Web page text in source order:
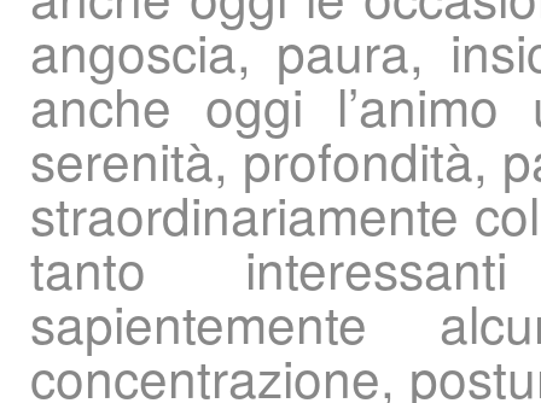
angoscia, paura,
anche oggi
serenità, profondità,
straordinariamente
tanto
sapientemente
concentrazione,